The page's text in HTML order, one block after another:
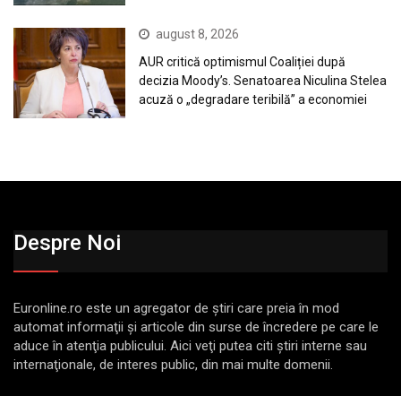
august 8, 2026
AUR critică optimismul Coaliției după
decizia Moody’s. Senatoarea Niculina Stelea
acuză o „degradare teribilă” a economiei
Despre Noi
Euronline.ro este un agregator de ştiri care preia în mod
automat informaţii şi articole din surse de încredere pe care le
aduce în atenţia publicului. Aici veţi putea citi ştiri interne sau
internaţionale, de interes public, din mai multe domenii.